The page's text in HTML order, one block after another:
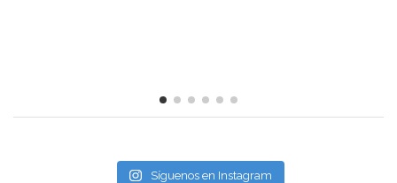
Síguenos en Instagram